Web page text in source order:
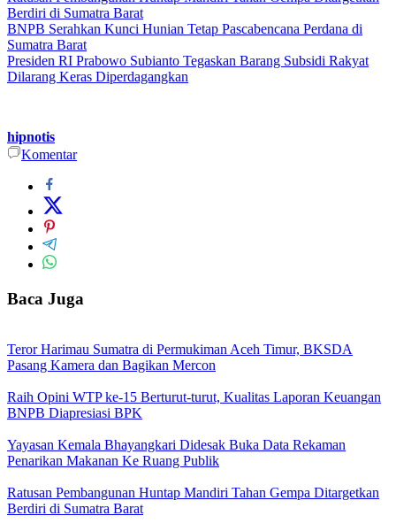
Berdiri di Sumatra Barat
BNPB Serahkan Kunci Hunian Tetap Pascabencana Perdana di
Sumatra Barat
Presiden RI Prabowo Subianto Tegaskan Barang Subsidi Rakyat
Dilarang Keras Diperdagangkan
hipnotis
Komentar
Baca Juga
Teror Harimau Sumatra di Permukiman Aceh Timur, BKSDA
Pasang Kamera dan Bagikan Mercon
Raih Opini WTP ke-15 Berturut-turut, Kualitas Laporan Keuangan
BNPB Diapresiasi BPK
Yayasan Kemala Bhayangkari Didesak Buka Data Rekaman
Penarikan Makanan Ke Ruang Publik
Ratusan Pembangunan Huntap Mandiri Tahan Gempa Ditargetkan
Berdiri di Sumatra Barat